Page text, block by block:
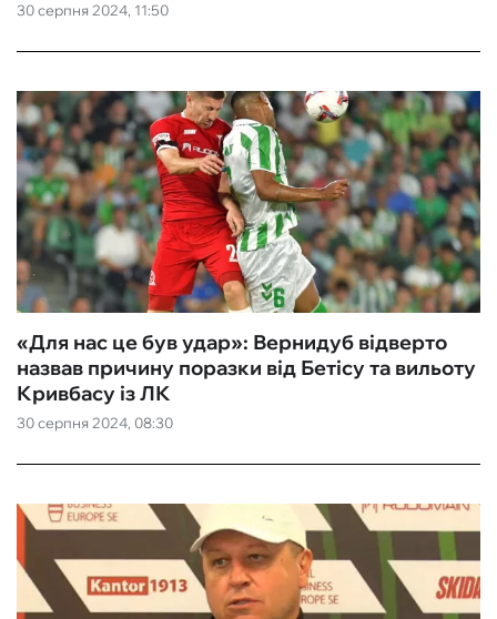
30 серпня 2024, 11:50
30 серпня 2024, 08:30
«Для нас це був удар»: Вернидуб відверто
назвав причину поразки від Бетісу та вильоту
Кривбасу із ЛК